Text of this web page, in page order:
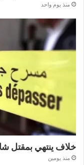
منذ يوم واحد
خلاف ينتهي بمقتل
منذ يومين